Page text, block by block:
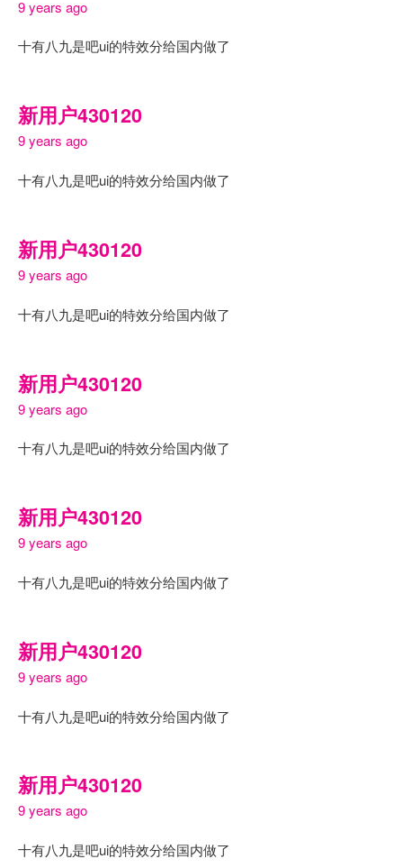
9 years ago
十有八九是吧ui的特效分给国内做了
新用户430120
9 years ago
十有八九是吧ui的特效分给国内做了
新用户430120
9 years ago
十有八九是吧ui的特效分给国内做了
新用户430120
9 years ago
十有八九是吧ui的特效分给国内做了
新用户430120
9 years ago
十有八九是吧ui的特效分给国内做了
新用户430120
9 years ago
十有八九是吧ui的特效分给国内做了
新用户430120
9 years ago
十有八九是吧ui的特效分给国内做了